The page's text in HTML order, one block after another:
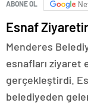
ABONE OL
Esnaf
Menderes
esnafları ziyaret
gerçekleştirdi.
belediyeden